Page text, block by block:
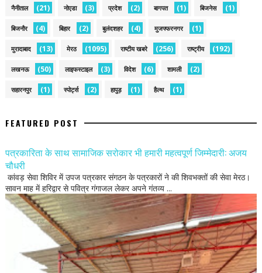
नैनीताल (21) नोएडा (3) प्रदेश (2) बागपत (1) बिजनेस (1)
बिजनौर (4) बिहार (2) बुलंदशहर (4) मुजफ्फरनगर (1)
मुरादाबाद (13) मेरठ (1095) राष्टीय खबरे (256) राष्ट्रीय (192)
लखनऊ (50) लाइफस्टाइल (3) विदेश (6) शामली (2)
सहारनपुर (1) स्पोर्ट्स (2) हापुड़ (1) हैल्थ (1)
FEATURED POST
पत्रकारिता के साथ सामाजिक सरोकार भी हमारी महत्वपूर्ण जिम्मेदारी: अजय
चौधरी
कांवड़ सेवा शिविर में उपज पत्रकार संगठन के पत्रकारों ने की शिवभक्तों की सेवा मेरठ।
सावन माह में हरिद्वार से पवित्र गंगाजल लेकर अपने गंतव्य ...